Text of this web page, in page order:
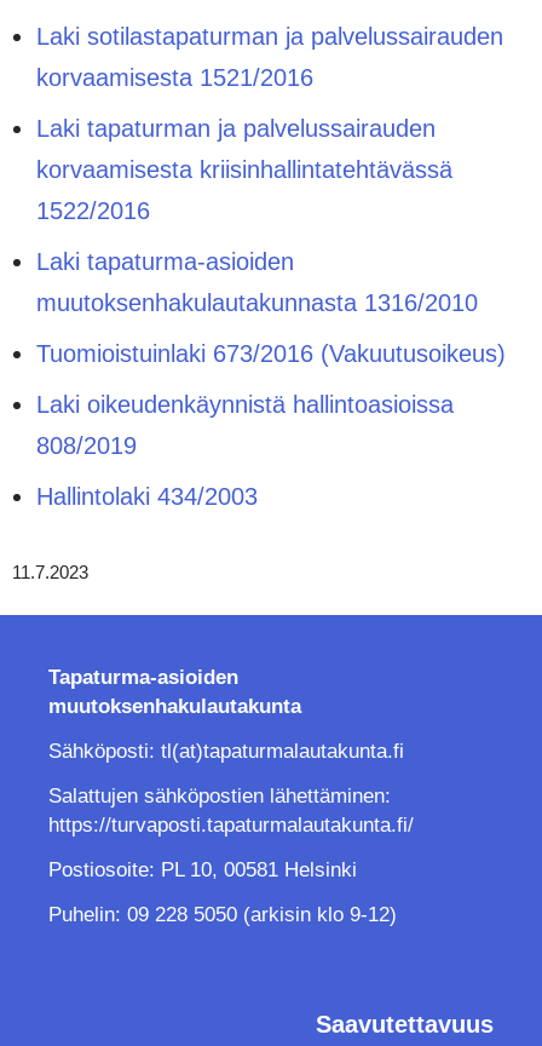
Laki sotilastapaturman ja palvelussairauden
korvaamisesta 1521/2016
Laki tapaturman ja palvelussairauden
korvaamisesta kriisinhallintatehtävässä
1522/2016
Laki tapaturma-asioiden
muutoksenhakulautakunnasta 1316/2010
Tuomioistuinlaki 673/2016 (Vakuutusoikeus)
Laki oikeudenkäynnistä hallintoasioissa
808/2019
Hallintolaki 434/2003
11.7.2023
Tapaturma-asioiden
muutoksenhakulautakunta
Sähköposti: tl(at)tapaturmalautakunta.fi
Salattujen sähköpostien lähettäminen:
https://turvaposti.tapaturmalautakunta.fi/
Postiosoite: PL 10, 00581 Helsinki
Puhelin: 09 228 5050 (arkisin klo 9-12)
Saavutettavuus